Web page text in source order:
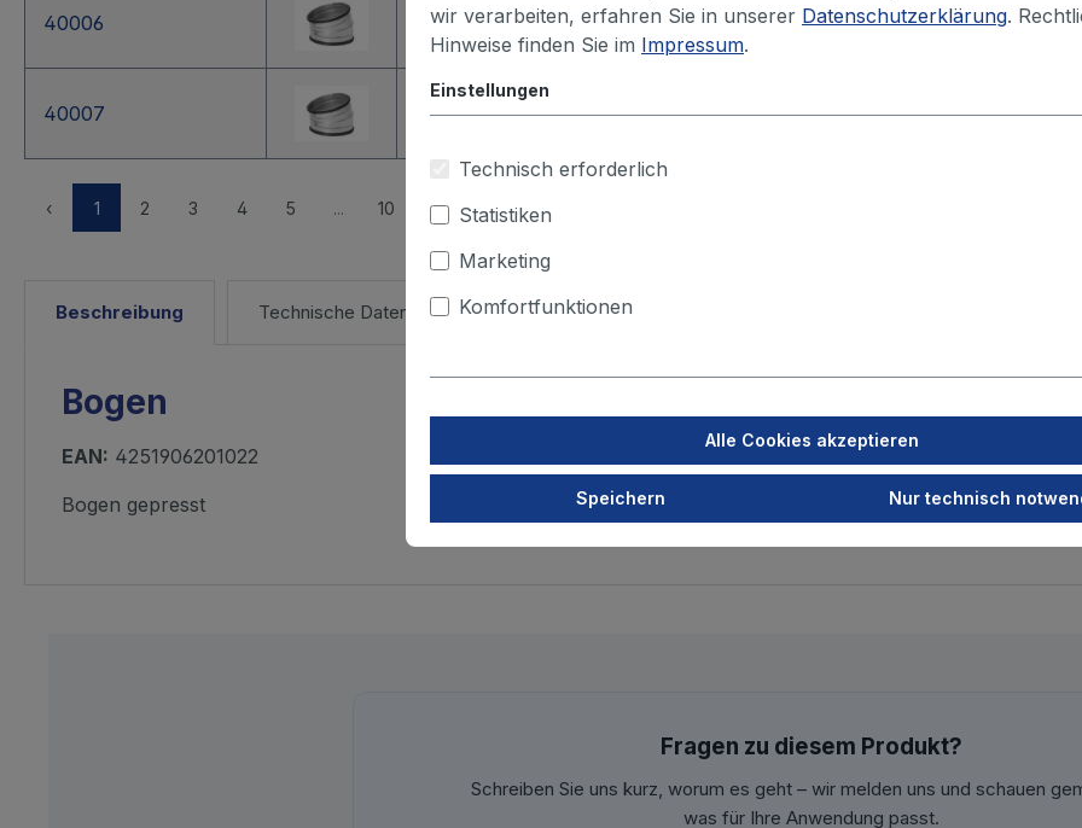
40006 180 15 Ihren Preis sehen
40007 200 15 Ihren Preis sehen
‹ 1 2 3 4 5 ... 10 › Alle in den Warenkorb
Beschreibung Technische Daten
Bogen
EAN: 4251906201022
Bogen gepresst
Fragen zu diesem Produkt?
Schreiben Sie uns kurz, worum es geht – wir melden uns und schauen
was für Ihre Anwendung passt.
wir verarbeiten, erfahren Sie in unserer Datenschutzerklärung.
Hinweise finden Sie im Impressum.
Einstellungen
Technisch erforderlich
Statistiken
Marketing
Komfortfunktionen
Alle Cookies akzeptieren
Speichern Nur technisch